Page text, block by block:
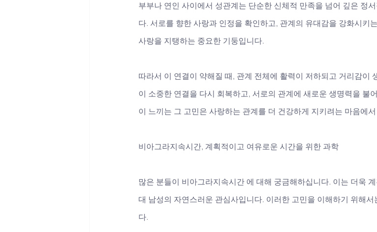
부부나 연인 사이에서 성관계는 단순한 신체적 만족을 넘어 깊은 정
다. 서로를 향한 사랑과 인정을 확인하고, 관계의 유대감을 강화시키
사랑을 지탱하는 중요한 기둥입니다.
따라서 이 연결이 약해질 때, 관계 전체에 활력이 저하되고 거리감이
이 소중한 연결을 다시 회복하고, 서로의 관계에 새로운 생명력을 불
이 느끼는 그 고민은 사랑하는 관계를 더 건강하게 지키려는 마음에
비아그라지속시간, 계획적이고 여유로운 시간을 위한 과학
많은 분들이 비아그라지속시간 에 대해 궁금해하십니다. 이는 더욱
대 남성의 자연스러운 관심사입니다. 이러한 고민을 이해하기 위해
다.